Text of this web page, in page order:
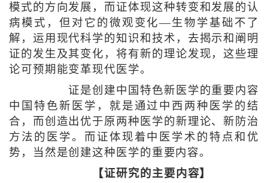
模式的方向发展，而证体现这种转变和发展的认
病模式，但对它的微观变化—生物学基础不了
解，运用现代科学的知识和技术，去揭示和阐明
证的发生及其变化，将有新的理论发现，这些理
论可预期能变革现代医学。
证是创建中国特色新医学的重要内容
中国特色新医学，就是通过中西两种医学的结
合，而创造出优于原两种医学的新理论、新防治
方法的医学。而证体现着中医学术的特点和优
势，当然是创建这种医学的重要内容。
【证研究的主要内容】